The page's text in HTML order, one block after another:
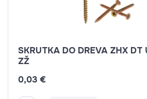
SKRUTKA DO DREVA ZHX DT UV 2,5X16
ZŽ
0,03 €